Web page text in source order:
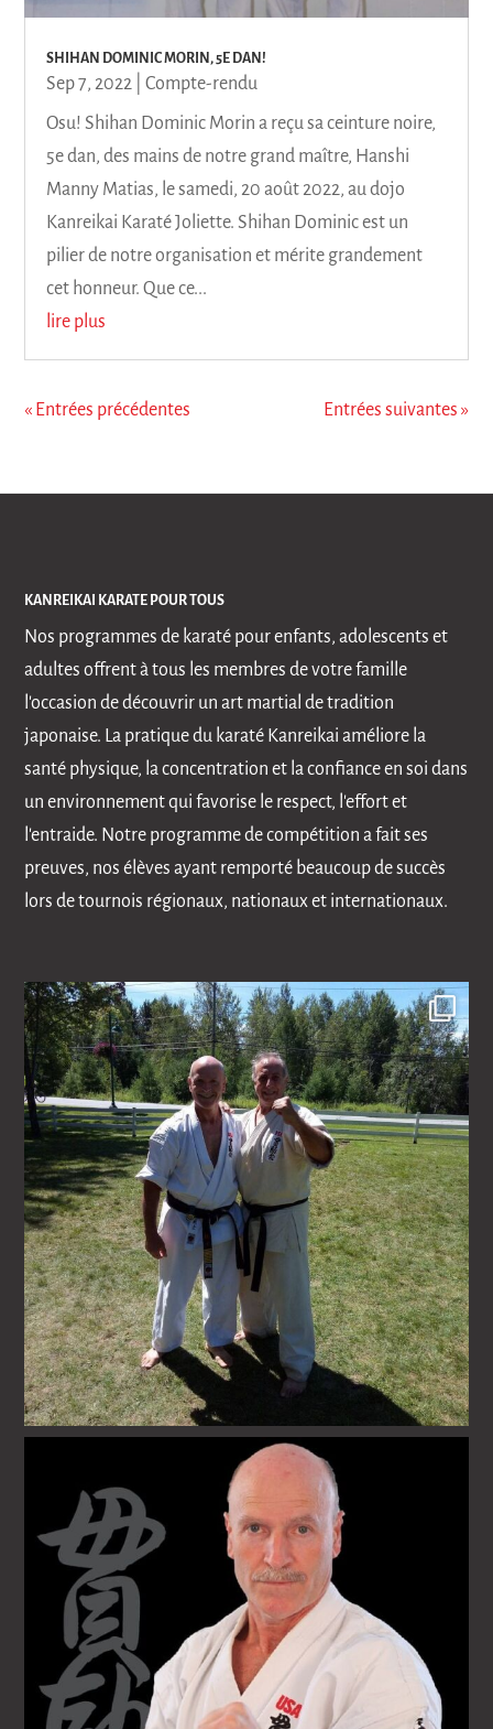
SHIHAN DOMINIC MORIN, 5E DAN!
Sep 7, 2022 |Compte-rendu
Osu! Shihan Dominic Morin a reçu sa ceinture noire,
5e dan, des mains de notre grand maître, Hanshi
Manny Matias, le samedi, 20 août 2022, au dojo
Kanreikai Karaté Joliette. Shihan Dominic est un
pilier de notre organisation et mérite grandement
cet honneur. Que ce...
lire plus
« Entrées précédentes Entrées suivantes »
KANREIKAI KARATE POUR TOUS
Nos programmes de karaté pour enfants, adolescents et
adultes offrent à tous les membres de votre famille
l'occasion de découvrir un art martial de tradition
japonaise. La pratique du karaté Kanreikai améliore la
santé physique, la concentration et la confiance en soi dans
un environnement qui favorise le respect, l'effort et
l'entraide. Notre programme de compétition a fait ses
preuves, nos élèves ayant remporté beaucoup de succès
lors de tournois régionaux, nationaux et internationaux.